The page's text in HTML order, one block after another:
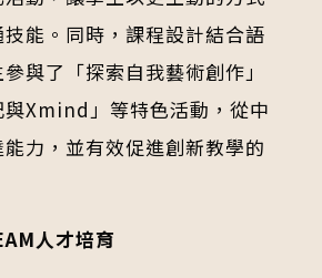
能。同時，課程設計結合語
與了「探索自我藝術創作」
Xmind」等特色活動，從中
力，並有效促進創新教學的
人才培育